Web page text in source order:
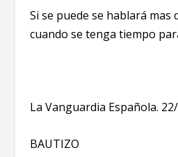
Si se puede se hablará mas
cuando se tenga tiempo
La Vanguardia Española.
BAUTIZO